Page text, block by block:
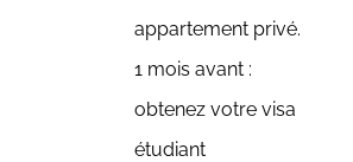
appartement privé.
1 mois avant :
obtenez votre visa
étudiant